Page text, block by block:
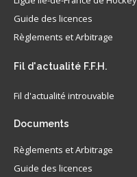
Guide des licences
Règlements et Arbitrage
Fil d'actualité F.F.H.
Fil d'actualité introuvable
Documents
Règlements et Arbitrage
Guide des licences